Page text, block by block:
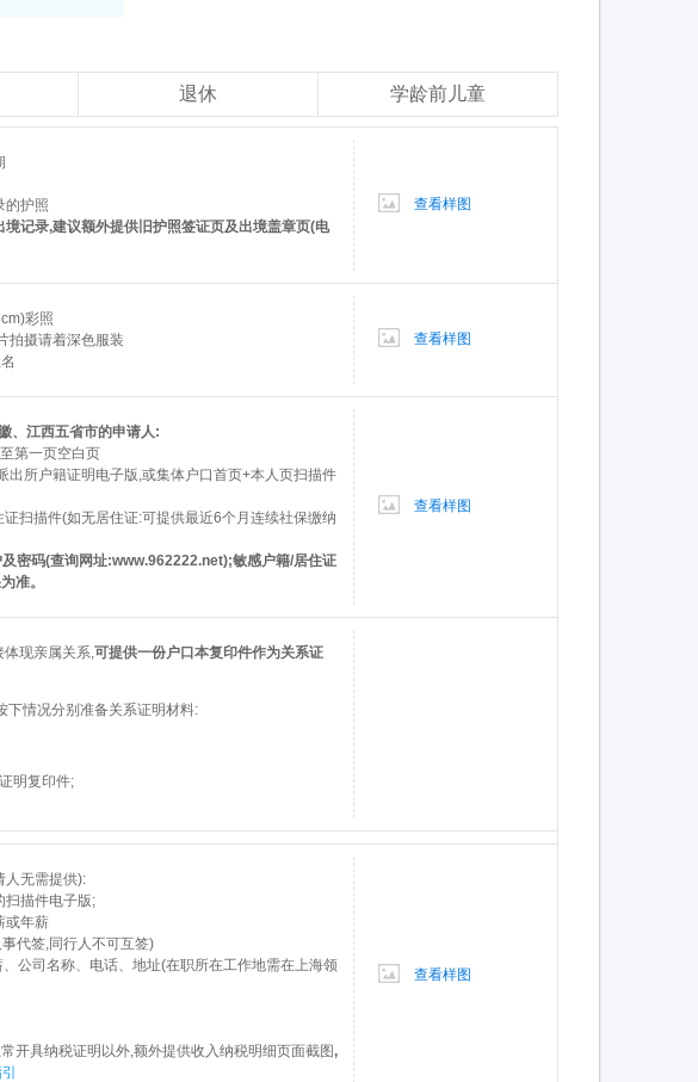
退休 学龄前儿童
的护照
记录,建议额外提供旧护照签证页及出境盖章页(电
查看样图
彩照
拍摄请着深色服装
查看样图
、江西五省市的申请人:
第一页空白页
出所户籍证明电子版,或集体户口首页+本人页扫描件
扫描件(如无居住证:可提供最近6个月连续社保缴纳
密码(查询网址:www.962222.net);敏感户籍/居住证
准。
查看样图
现亲属关系, 可提供一份户口本复印件作为关系证
下情况分别准备关系证明材料:
明复印件;
人无需提供):
扫描件电子版;
或年薪
代签,同行人不可互签)
公司名称、电话、地址(在职所在工作地需在上海领
开具纳税证明以外,额外提供收入纳税明细页面截图,
查看样图